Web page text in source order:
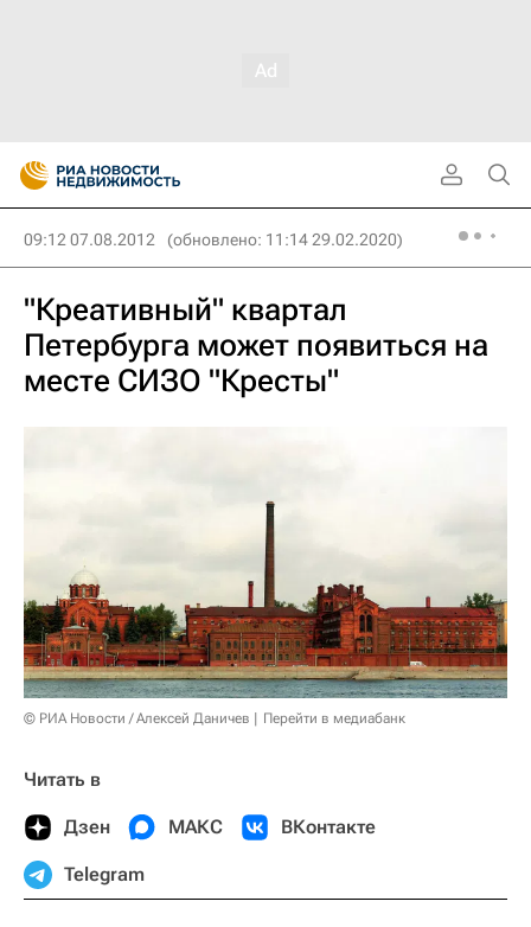
09:12 07.08.2012 (обновлено: 11:14 29.02.2020)
"Креативный" квартал
Петербурга может появиться на
месте СИЗО "Кресты"
© РИА Новости / Алексей Даничев Перейти в медиабанк
Читать в
Дзен МАКС ВКонтакте
Telegram